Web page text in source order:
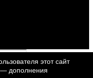
этот сайт
дополнения